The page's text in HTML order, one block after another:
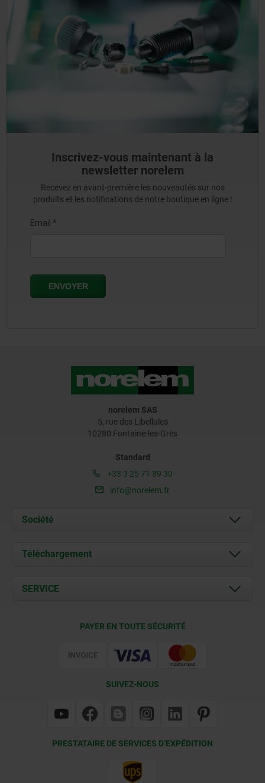
Inscrivez-vous maintenant à la
newsletter norelem
Recevez en avant-première les nouveautés sur nos
produits et les notifications de notre boutique en ligne !
norelem SAS
5, rue des Libellules
10280 Fontaine-les-Grès
Standard
+33 3 25 71 89 30
info@norelem.fr
Société
À propos de nous
Contact
Téléchargement
Documents
SERVICE
PAYER EN TOUTE SÉCURITÉ
SUIVEZ-NOUS
PRESTATAIRE DE SERVICES D’EXPÉDITION